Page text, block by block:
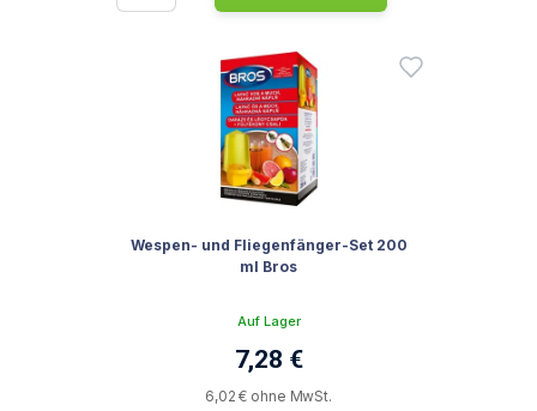
Wespen- und Fliegenfänger-Set 200
ml Bros
Auf Lager
7,28 €
6,02 € ohne MwSt.